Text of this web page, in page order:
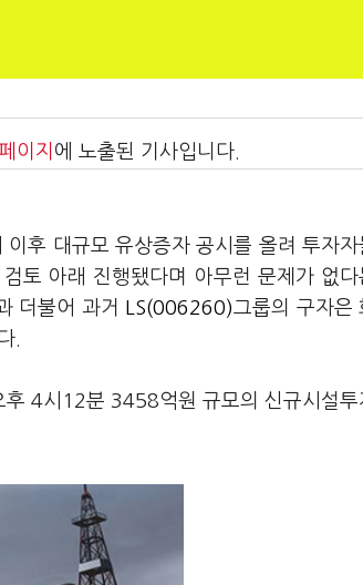
이지 에 노출된 기사입니다.
이후 대규모 유상증자 공시를 올려 투자자
토 아래 진행됐다며 아무런 문제가 없다
더불어 과거
LS(006260)그룹의 구자은
다.
후 4시12분 3458억원 규모의 신규시설투